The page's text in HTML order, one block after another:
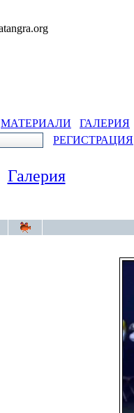
МАТЕРИАЛИ ГАЛЕРИЯ
РЕГИСТРАЦИЯ
Галерия